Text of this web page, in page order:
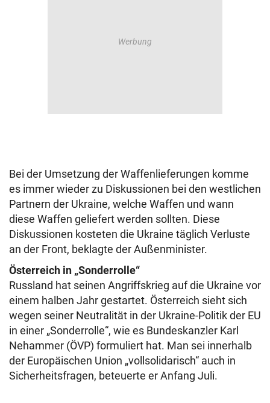
Bei der Umsetzung der Waffenlieferungen komme
es immer wieder zu Diskussionen bei den westlichen
Partnern der Ukraine, welche Waffen und wann
diese Waffen geliefert werden sollten. Diese
Diskussionen kosteten die Ukraine täglich Verluste
an der Front, beklagte der Außenminister.
Österreich in „Sonderrolle“
Russland hat seinen Angriffskrieg auf die Ukraine vor
einem halben Jahr gestartet. Österreich sieht sich
wegen seiner Neutralität in der Ukraine-Politik der EU
in einer „Sonderrolle“, wie es Bundeskanzler Karl
Nehammer (ÖVP) formuliert hat. Man sei innerhalb
der Europäischen Union „vollsolidarisch“ auch in
Sicherheitsfragen, beteuerte er Anfang Juli.